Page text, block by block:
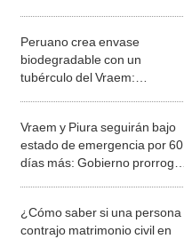
Peruano crea envase
biodegradable con un
tubérculo del Vraem:
días
Vraem y Piura seguirán bajo
estado de emergencia por 60
días más: Gobierno prorroga
¿Cómo saber si una persona
contrajo matrimonio civil en